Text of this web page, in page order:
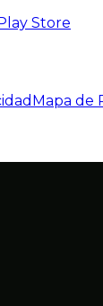
Store
Mapa de